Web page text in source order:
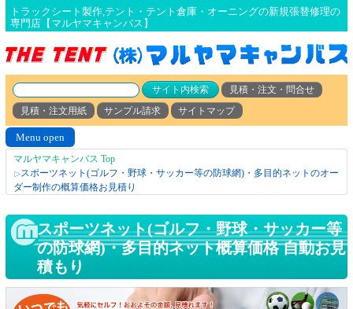
トラックシート製作,テント・テント倉庫・オーニングの新規張替修理の
専門店【マルヤマキャンバス】
見積・注文・問合せ
見積・注文用紙
サンプル請求 サイトマップ
Menu open
マルヤマキャンバス Top
△ スポーツネット(ゴルフ・野球・サッカー等の防球網)・多目的ネットのオー
ダー制作の概算価格お見積り
スポーツネット(ゴルフ・野球・サッカー等
の防球網)・多目的ネット概算価格 自動お見
積もり